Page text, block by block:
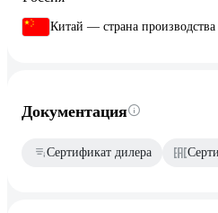
Китай — страна производства
Документация
Сертификат дилера